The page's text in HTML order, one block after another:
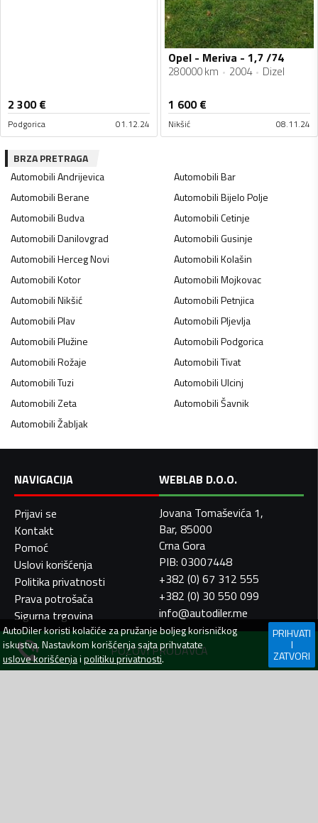
POZOVI PRODAVCA
2 300€
Podgorica 01.12.24
Opel - Meriva - 1,7 /74
280000 km 2004 Dizel
1 600€
Nikšić 08.11.24
BRZA PRETRAGA
AutomobiliAndrijevica AutomobiliBar
AutomobiliBerane AutomobiliBijelo Polje
AutomobiliBudva AutomobiliCetinje
AutomobiliDanilovgrad AutomobiliGusinje
AutomobiliHerceg Novi AutomobiliKolašin
AutomobiliKotor AutomobiliMojkovac
AutomobiliNikšić AutomobiliPetnjica
AutomobiliPlav AutomobiliPljevlja
AutomobiliPlužine AutomobiliPodgorica
AutomobiliRožaje AutomobiliTivat
AutomobiliTuzi AutomobiliUlcinj
AutomobiliZeta AutomobiliŠavnik
AutomobiliŽabljak
NAVIGACIJA
Prijavi se
Kontakt
Pomoć
Uslovi korišćenja
Politika privatnosti
Prava potrošača
Sigurna trgovina
WEBLAB D.O.O.
Jovana Tomaševića 1,
Bar, 85000
Crna Gora
PIB: 03007448
+382 (0) 67 312 555
+382 (0) 30 550 099
info@autodiler.me
AutoDilerkoristi kolačiće za pružanje boljeg korisničkog
iskustva. Nastavkom korišćenja sajta prihvatate
uslove korišćenjaipolitiku privatnosti.
PRIHVATI
I
ZATVORI